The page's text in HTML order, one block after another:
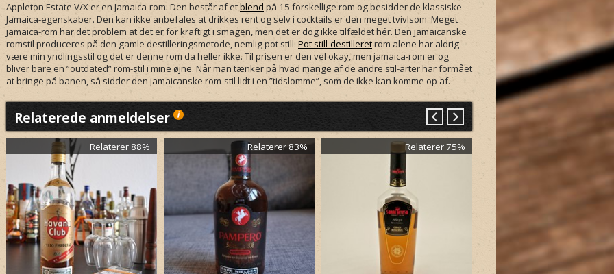
Appleton Estate V/X er en Jamaica-rom. Den består af etblend på 15 forskellige rom og besidder de klassiske
Jamaica-egenskaber. Den kan ikke anbefales at drikkes rent og selv i cocktails er den meget tvivlsom. Meget
jamaica-rom har det problem at det er for kraftigt i smagen, men det er dog ikke tilfældet hér. Den jamaicanske
romstil produceres på den gamle destilleringsmetode, nemligpot still. Pot still-destilleretrom alene har aldrig
være min yndlingsstil og det er denne rom da heller ikke. Til prisen er den vel okay, men jamaica-rom er og
bliver bare en ”outdated” rom-stil i mine øjne. Når man tænker på hvad mange af de andre stil-arter har formået
at bringe på banen, så sidder den jamaicanske rom-stil lidt i en ”tidslomme”, som de ikke kan komme op af.
Relaterede anmeldelser
Relaterer 88% Relaterer 83% Relaterer 75%